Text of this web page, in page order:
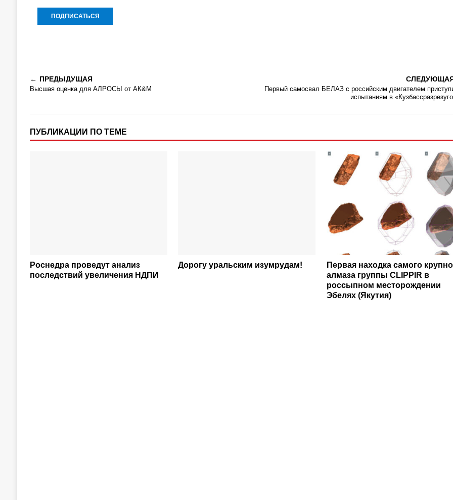
ПРЕДЫДУЩАЯ
Высшая оценка для АЛРОСЫ от АК&М
Первый самосвал БЕЛАЗ с российским двигателем
испытаниям в
ПУБЛИКАЦИИ ПО ТЕМЕ
Роснедра проведут анализ
последствий увеличения НДПИ
Дорогу уральским изумрудам!
Первая находка самого
алмаза группы CLIPPIR в
россыпном месторождении
Эбелях (Якутия)